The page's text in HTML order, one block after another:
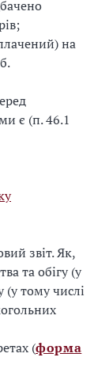
на
є (п. 46.1
звіт. Як,
та обігу (у
(у тому числі
(форма